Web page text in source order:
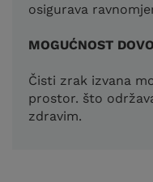
osigurava
MOGUĆNOST
Čisti zrak izvana
prostor. što
zdravim.